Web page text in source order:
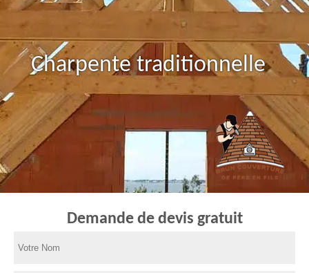
Charpente traditionnelle
Demande de devis gratuit